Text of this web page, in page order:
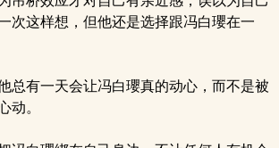
这样想，但他还是选择跟冯白瓔在一
总有一天会让冯白瓔真的动心，而不是被
动。